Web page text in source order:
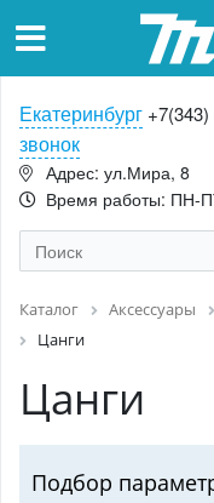
Екатеринбург
звонок
Адрес: ул.Мира, 8
Время работы: ПН-
Каталог Аксессуары
Цанги
Цанги
Подбор